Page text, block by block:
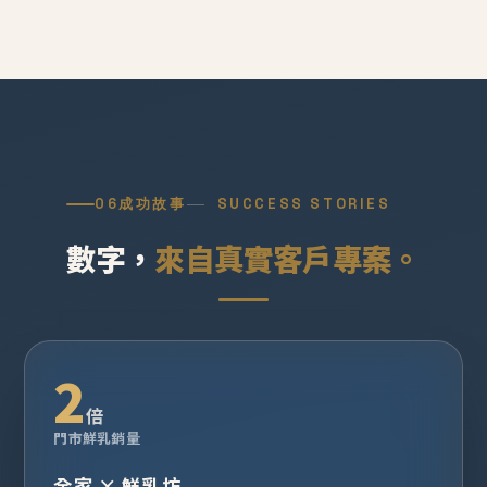
06成功故事 SUCCESS STORIES
數字， 來自真實客戶專案。
2倍
門市鮮乳銷量